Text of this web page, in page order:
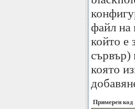
файл на
който е
сървър)
която
Примерен код